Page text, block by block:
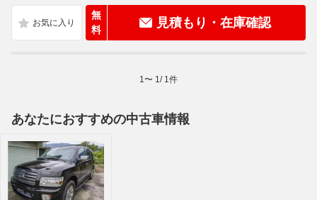
無
料
見積もり・在庫確認
1 〜 1 / 1 件
あなたにおすすめの中古車情報